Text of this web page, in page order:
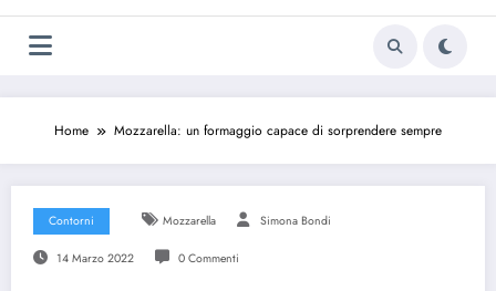
Home Mozzarella: un formaggio capace di sorprendere sempre
Contorni Mozzarella Simona Bondi
14 Marzo 2022 0 Commenti